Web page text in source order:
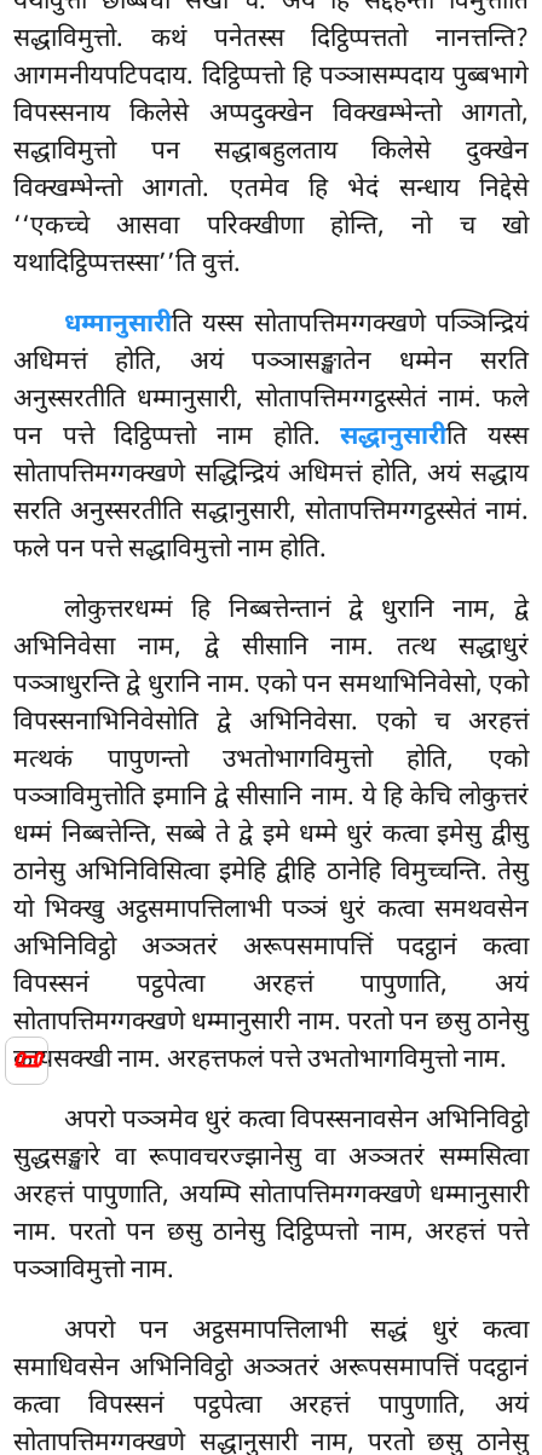
📜
सद्धाविमुत्तो. कथं पनेतस्स दिट्ठिप्पत्ततो नानत्तन्ति?
आगमनीयपटिपदाय. दिट्ठिप्पत्तो हि पञ्ञासम्पदाय पुब्बभागे
विपस्सनाय किलेसे अप्पदुक्खेन विक्खम्भेन्तो आगतो,
सद्धाविमुत्तो पन सद्धाबहुलताय किलेसे दुक्खेन
विक्खम्भेन्तो आगतो. एतमेव हि भेदं सन्धाय निद्देसे
‘‘एकच्चे आसवा परिक्खीणा होन्ति, नो च खो
यथादिट्ठिप्पत्तस्सा’’ति वुत्तं.
धम्मानुसारीतियस्स सोतापत्तिमग्गक्खणे पञ्ञिन्द्रियं
अधिमत्तं होति, अयं पञ्ञासङ्खातेन धम्मेन सरति
अनुस्सरतीति धम्मानुसारी, सोतापत्तिमग्गट्ठस्सेतं नामं. फले
पन पत्ते दिट्ठिप्पत्तो नाम होति.सद्धानुसारीति यस्स
सोतापत्तिमग्गक्खणे सद्धिन्द्रियं अधिमत्तं होति, अयं सद्धाय
सरति अनुस्सरतीति सद्धानुसारी, सोतापत्तिमग्गट्ठस्सेतं नामं.
फले पन पत्ते सद्धाविमुत्तो नाम होति.
लोकुत्तरधम्मं हि निब्बत्तेन्तानं द्वे धुरानि नाम, द्वे
अभिनिवेसा नाम, द्वे सीसानि नाम. तत्थ सद्धाधुरं
पञ्ञाधुरन्ति द्वे धुरानि नाम. एको पन समथाभिनिवेसो, एको
विपस्सनाभिनिवेसोति द्वे अभिनिवेसा. एको च अरहत्तं
मत्थकं पापुणन्तो उभतोभागविमुत्तो होति, एको
पञ्ञाविमुत्तोति इमानि द्वे सीसानि नाम. ये हि केचि लोकुत्तरं
धम्मं निब्बत्तेन्ति, सब्बे ते द्वे इमे धम्मे धुरं कत्वा इमेसु द्वीसु
ठानेसु अभिनिविसित्वा इमेहि द्वीहि ठानेहि विमुच्चन्ति. तेसु
यो भिक्खु अट्ठसमापत्तिलाभी पञ्ञं धुरं कत्वा समथवसेन
अभिनिविट्ठो अञ्ञतरं अरूपसमापत्तिं पदट्ठानं कत्वा
विपस्सनं पट्ठपेत्वा अरहत्तं पापुणाति, अयं
सोतापत्तिमग्गक्खणे धम्मानुसारी नाम. परतो पन छसु ठानेसु
कायसक्खी नाम. अरहत्तफलं पत्ते उभतोभागविमुत्तो नाम.
अपरो पञ्ञमेव धुरं कत्वा विपस्सनावसेन अभिनिविट्ठो
सुद्धसङ्खारे वा रूपावचरज्झानेसु वा अञ्ञतरं सम्मसित्वा
अरहत्तं पापुणाति, अयम्पि सोतापत्तिमग्गक्खणे धम्मानुसारी
नाम. परतो पन छसु ठानेसु दिट्ठिप्पत्तो नाम, अरहत्तं पत्ते
पञ्ञाविमुत्तो नाम.
अपरो पन अट्ठसमापत्तिलाभी सद्धं धुरं कत्वा
समाधिवसेन अभिनिविट्ठो अञ्ञतरं अरूपसमापत्तिं पदट्ठानं
कत्वा विपस्सनं पट्ठपेत्वा अरहत्तं पापुणाति, अयं
सोतापत्तिमग्गक्खणे सद्धानुसारी नाम, परतो छसु ठानेसु